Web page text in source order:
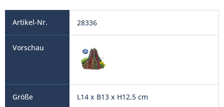
28336
L14 x B13 x H12,5 cm